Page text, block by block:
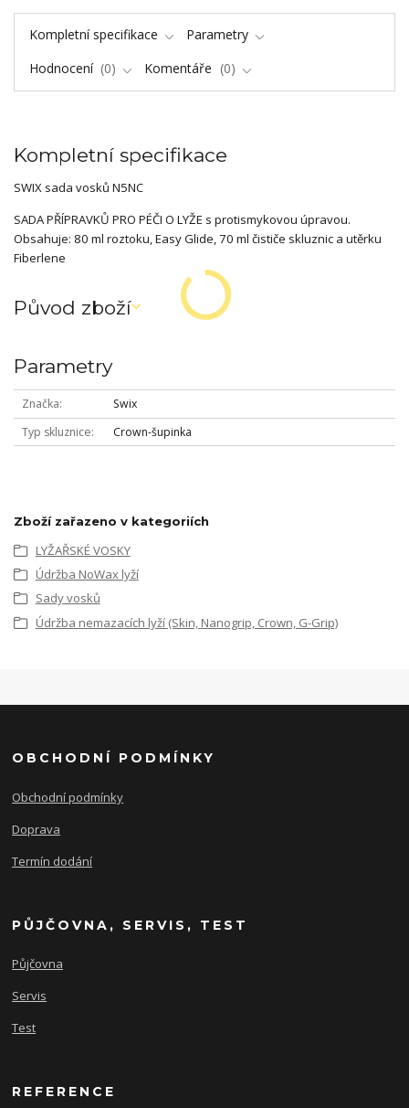
Kompletní specifikace
Parametry
Hodnocení
0 Komentáře 0
Kompletní specifikace
SWIX sada vosků N5NC
SADA PŘÍPRAVKŮ PRO PÉČI O LYŽE s protismykovou úpravou.
Obsahuje: 80 ml roztoku, Easy Glide, 70 ml čističe skluznic a utěrku
Fiberlene
Původ zboží
Parametry
Značka
Swix
Typ skluznice
Crown-šupinka
Zboží zařazeno v kategoriích
LYŽAŘSKÉ VOSKY
Údržba NoWax lyží
Sady vosků
Údržba nemazacích lyží (Skin, Nanogrip, Crown, G-Grip)
OBCHODNÍ PODMÍNKY
Obchodní podmínky
Doprava
Termín dodání
PŮJČOVNA, SERVIS, TEST
Půjčovna
Servis
Test
REFERENCE